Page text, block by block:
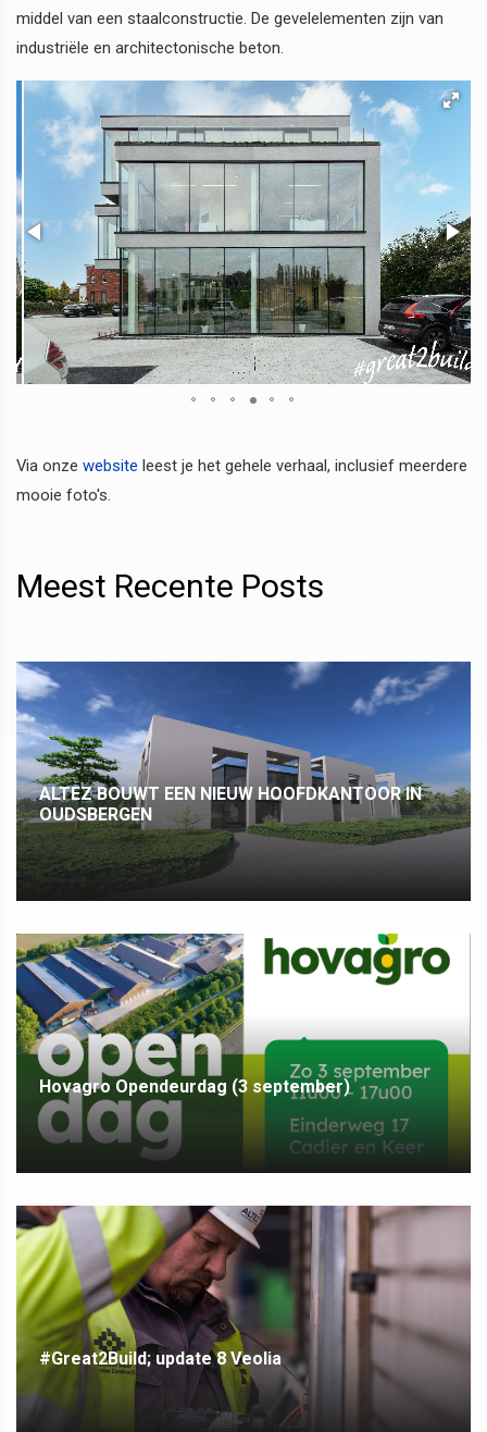
middel van een staalconstructie. De gevelelementen zijn van
industriële en architectonische beton.
Via onze website leest je het gehele verhaal, inclusief meerdere
mooie foto's.
Meest Recente Posts
ALTEZ BOUWT EEN NIEUW HOOFDKANTOOR IN
OUDSBERGEN
Hovagro Opendeurdag (3 september)
#Great2Build; update 8 Veolia